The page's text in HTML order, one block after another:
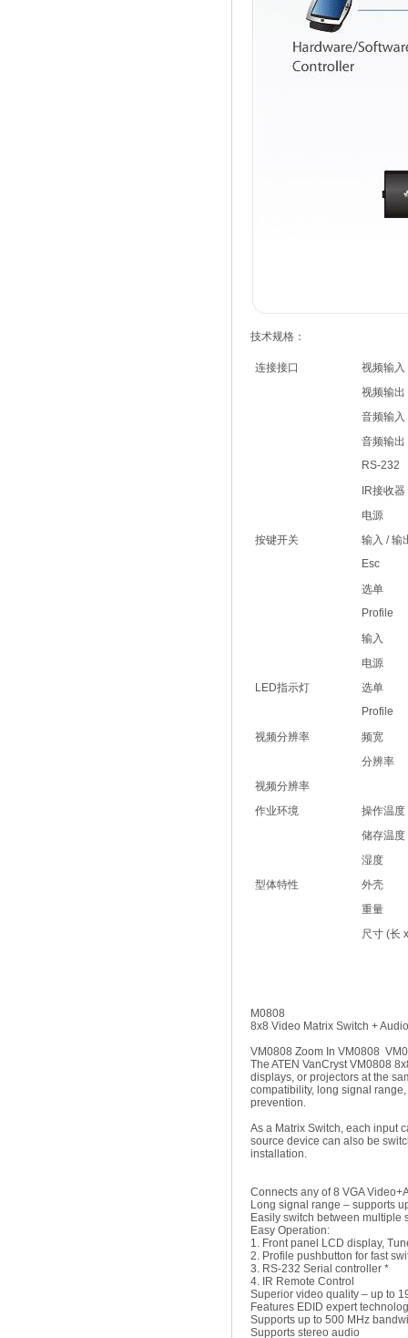
技术规格：
连接接口
视频输入
视频输出
音频输入
音频输出
RS-232
IR接收器
电源
按键开关
输入 / 输
Esc
选单
Profile
输入
电源
LED指示灯
选单
Profile
视频分辨率
频宽
分辨率
视频分辨率
作业环境
操作温度
储存温度
湿度
型体特性
外壳
重量
尺寸 (长
M0808
8x8 Video Matrix Switch + Audio
VM0808 Zoom In VM0808
The ATEN VanCryst VM0808
displays, or projectors at the
compatibility, long signal
prevention.
As a Matrix Switch, each input
source device can also be
installation.
Connects any of 8 VGA
Long signal range – supports
Easily switch between multiple
Easy Operation:
1. Front panel LCD display,
2. Profile pushbutton for fast
3. RS-232 Serial controller *
4. IR Remote Control
Superior video quality – up to
Features EDID expert
Supports up to 500 MHz
Supports stereo audio